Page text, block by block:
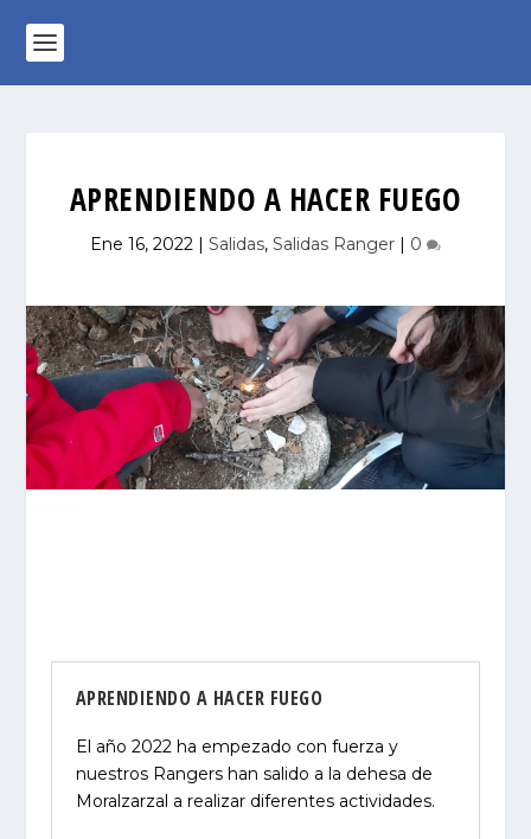
APRENDIENDO A HACER FUEGO
Ene 16, 2022 | Salidas, Salidas Ranger | 0
APRENDIENDO A HACER FUEGO
El año 2022 ha empezado con fuerza y
nuestros Rangers han salido a la dehesa de
Moralzarzal a realizar diferentes actividades.